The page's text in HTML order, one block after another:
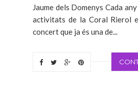
Jaume dels Domenys Cada
activitats de la Coral Rierol
concert que ja és una de...